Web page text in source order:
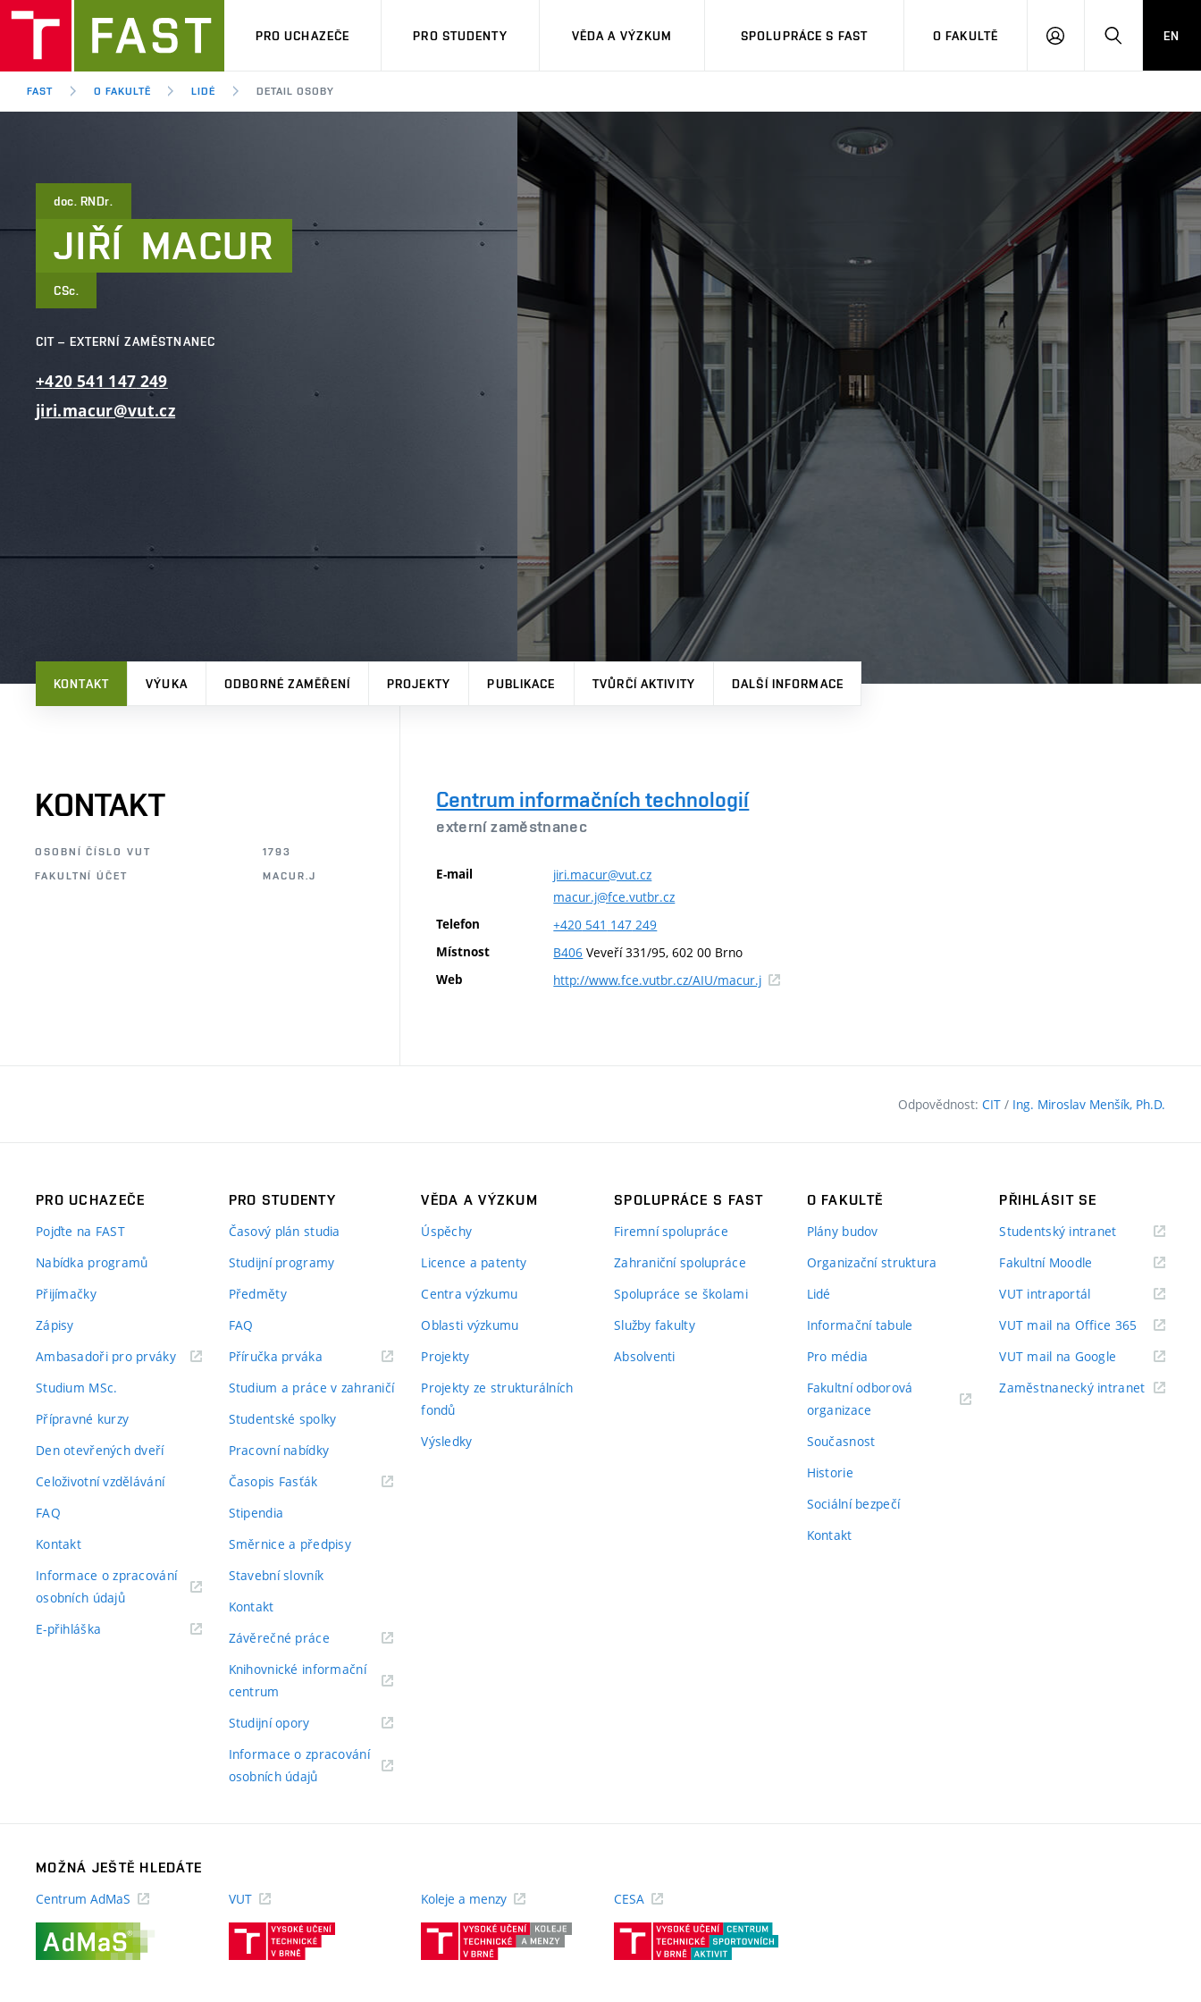
PRO UCHAZEČE PRO STUDENTY VĚDA A VÝZKUM SPOLUPRÁCE S FAST O FAKULTĚ
PŘIHLÁSITHLEDAT
EN
FAST O FAKULTĚ LIDÉ DETAIL OSOBY
doc. RNDr.
JIŘÍ MACUR
CSc.
CIT – EXTERNÍ ZAMĚSTNANEC
+420 541 147 249
jiri.macur@vut.cz
KONTAKT VÝUKA ODBORNÉ ZAMĚŘENÍ PROJEKTY PUBLIKACE TVŮRČÍ AKTIVITY DALŠÍ INFORMACE
KONTAKT
OSOBNÍ ČÍSLO VUT
1793
FAKULTNÍ ÚČET
MACUR.J
Centrum informačních technologií
externí zaměstnanec
E-mail
jiri.macur@vut.cz
macur.j@fce.vutbr.cz
Telefon +420 541 147 249
Místnost B406 Veveří 331/95, 602 00 Brno
Web http://www.fce.vutbr.cz/AIU/macur.j(externí
Odpovědnost: CIT / Ing. Miroslav Menšík, Ph.D.
PRO UCHAZEČE
Pojďte na FAST
Nabídka programů
Přijímačky
Zápisy
Ambasadoři pro prváky(externí
Studium MSc.
Přípravné kurzy
Den otevřených dveří
Celoživotní vzdělávání
FAQ
Kontakt
Informace o zpracování
osobních údajů(externí
E-přihláška
PRO STUDENTY
Časový plán studia
Studijní programy
Předměty
FAQ
Příručka prváka(externí
Studium a práce v zahraničí
Studentské spolky
Pracovní nabídky
Časopis Fasťák(externí
Stipendia
Směrnice a předpisy
Stavební slovník
Kontakt
Závěrečné práce(externí
Knihovnické informační
centrum
Studijní opory(externí
Informace o zpracování
osobních údajů(externí
VĚDA A VÝZKUM
Úspěchy
Licence a patenty
Centra výzkumu
Oblasti výzkumu
Projekty
Projekty ze strukturálních
fondů
Výsledky
SPOLUPRÁCE S FAST
Firemní spolupráce
Zahraniční spolupráce
Spolupráce se školami
Služby fakulty
Absolventi
O FAKULTĚ
Plány budov
Organizační struktura
Lidé
Informační tabule
Pro média
Fakultní odborová
organizace
Současnost
Historie
Sociální bezpečí
Kontakt
PŘIHLÁSIT SE
Studentský intranet(externí
Fakultní Moodle
VUT intraportál(externí
VUT mail na Office 365 (externí
VUT mail na Google (externí
Zaměstnanecký intranet(externí
MOŽNÁ JEŠTĚ HLEDÁTE
Centrum AdMaS
VUT
(externí
Koleje a menzy
(externí
CESA